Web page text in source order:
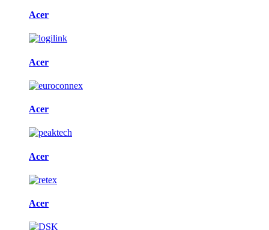
Acer
Acer
Acer
Acer
Acer